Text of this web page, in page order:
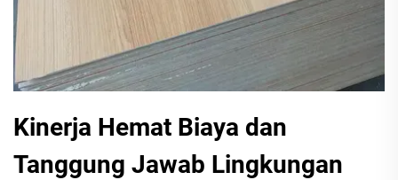
Kinerja Hemat Biaya dan
Tanggung Jawab Lingkungan